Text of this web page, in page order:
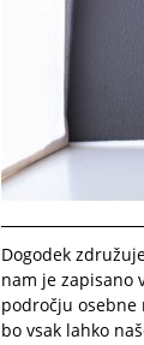
Dogodek
nam je zapisano
področju osebne
bo vsak lahko